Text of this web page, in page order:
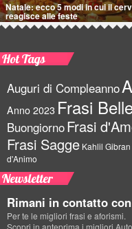
Natale: ecco 5 modi in cui il
reagisce alle feste
Hot Tags
Auguri di Compleanno
Anno 2023 Frasi
BuongiornoFrasi
Frasi Sagge Kahlil Gibran
d'Animo
Newsletter
Rimani in contatto
Per te le migliori frasi e aforismi.